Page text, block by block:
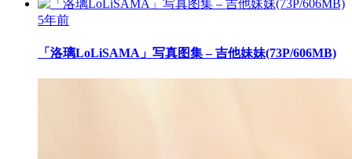
5年前
「洛璃LoLiSAMA」写真图集 – 吉他妹妹(73P/606MB)